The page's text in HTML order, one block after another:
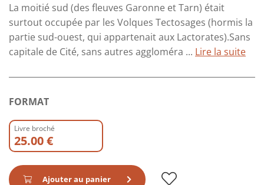
La moitié sud (des fleuves Garonne et Tarn) était
surtout occupée par les Volques Tectosages (hormis la
partie sud-ouest, qui appartenait aux Lactorates).Sans
capitale de Cité, sans autres aggloméra ... Lire la suite
FORMAT
Livre broché
25.00 €
Ajouter au panier